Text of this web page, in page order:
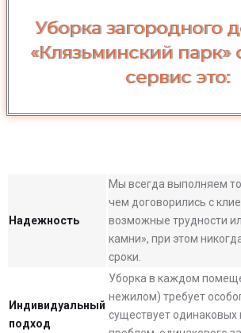
Уборка загородного
«Клязьминский парк»
сервис это:
Надежность
Мы всегда выполняем
чем договорились с
возможные трудности
камни», при этом
сроки.
Индивидуальный
подход
Уборка в каждом
нежилом) требует
существует